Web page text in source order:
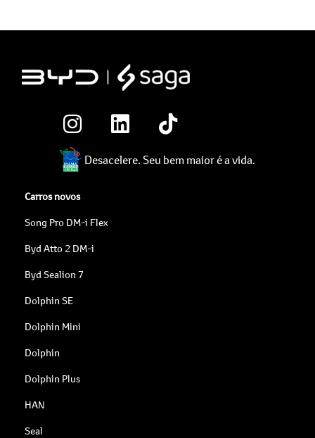
Desacelere. Seu bem maior é a vida.
Carros novos
Song Pro DM-i Flex
Byd Atto 2 DM-i
Byd Sealion 7
Dolphin SE
Dolphin Mini
Dolphin
Dolphin Plus
HAN
Seal